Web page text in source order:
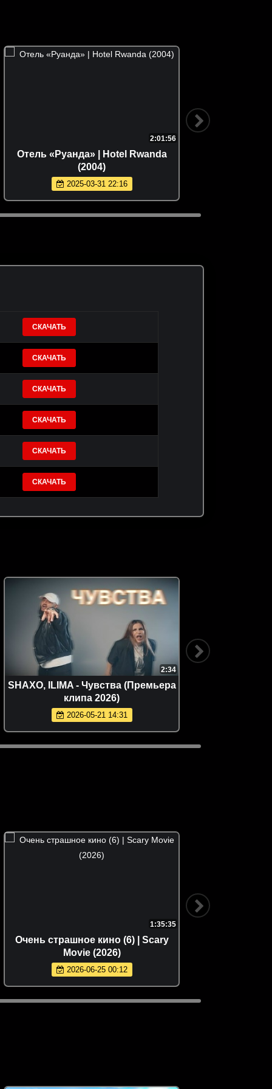
2:01:56
Отель «Руанда» | Hotel Rwanda
(2004)
2025-03-31 22:16
СКАЧАТЬ
СКАЧАТЬ
СКАЧАТЬ
СКАЧАТЬ
СКАЧАТЬ
СКАЧАТЬ
2:34
SHAXO, ILIMA - Чувства (Премьера
клипа 2026)
2026-05-21 14:31
1:35:35
Очень страшное кино (6) | Scary
Movie (2026)
2026-06-25 00:12